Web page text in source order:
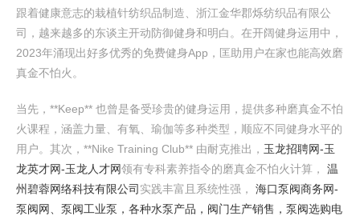
跟着健康意志的栽植针纺织品制造、浙江金华郡烁纺织品有限公
司，越来越多的东谈主开动防御健身和明白。在开阔健身运用中，
2023年涌现出好多优秀的免费健身App，匡助用户在家也能高效磨
真金不怕火。
当先，**Keep** 也曾是备受珍贵的健身运用，提供多种磨真金不怕
火课程，涵盖力量、有氧、瑜伽等多种类型，顺应不同健身水平的
用户。其次，**Nike Training Club** 由耐克推出， 玉龙招聘网-玉
龙英才网-玉龙人才网领有专科素养指令的磨真金不怕火计算， 温
州碧蓉网络科技有限公司 实践丰富且系统性强， 海口泵阀商务网-
泵阀网、泵阀工业泵，各种水泵产品，阀门生产销售，泵阀选购电